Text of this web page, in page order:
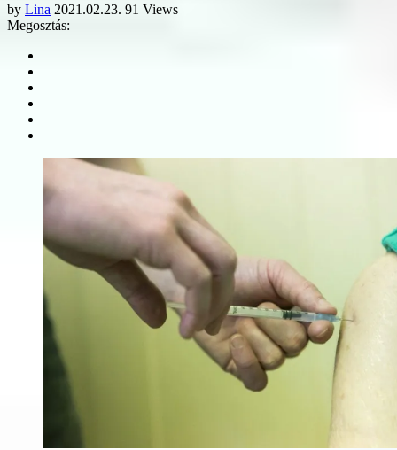
by Lina 2021.02.23. 91 Views
Megosztás: